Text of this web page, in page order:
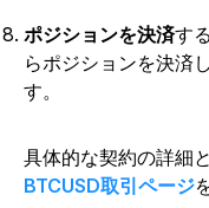
ポジションを決済する
らポジションを決済
す。
具体的な契約の詳細
BTCUSD取引ページ